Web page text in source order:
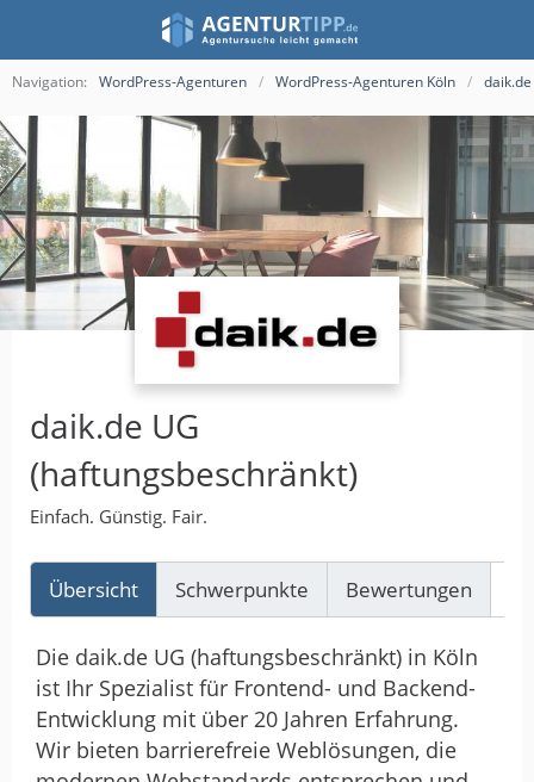
Navigation: WordPress-Agenturen WordPress-Agenturen Köln
daik.de UG
(haftungsbeschränkt)
Einfach. Günstig. Fair.
Übersicht Schwerpunkte Bewertungen
Die daik.de UG (haftungsbeschränkt) in Köln
ist Ihr Spezialist für Frontend- und Backend-
Entwicklung mit über 20 Jahren Erfahrung.
Wir bieten barrierefreie Weblösungen, die